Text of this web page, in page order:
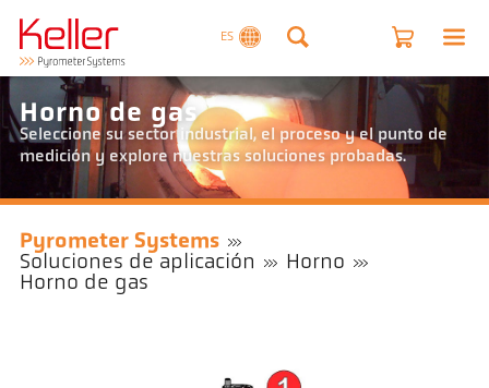
ES
Horno de gas
Seleccione su sector industrial, el proceso y el punto de
medición y explore nuestras soluciones probadas.
Pyrometer Systems
Soluciones de aplicación
Horno
Horno de gas